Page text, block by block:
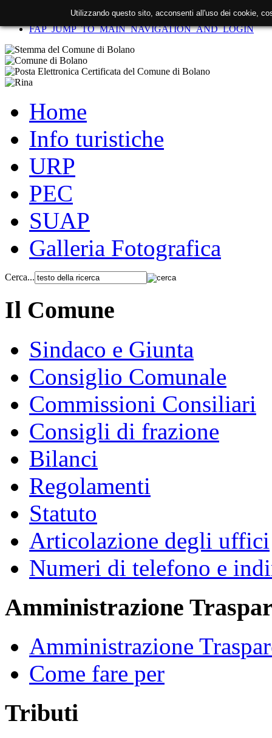
FAP_SKIP_TO_CONTENT
FAP_JUMP_TO_MAIN_NAVIGATION_AND_LOGIN
Home
Info turistiche
URP
PEC
SUAP
Galleria Fotografica
Cerca...
Il Comune
Sindaco e Giunta
Consiglio Comunale
Commissioni Consiliari
Consigli di frazione
Bilanci
Regolamenti
Statuto
Articolazione degli uffici
Numeri di telefono e
Amministrazione
Amministrazione
Come fare per
Tributi
Utilizzando questo sito, acconsenti all'uso dei cookie,